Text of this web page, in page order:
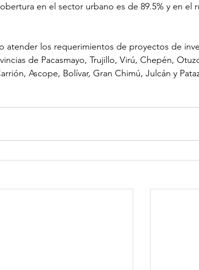
en el sector urbano es de 89.5% y en el
atender los requerimientos de proyectos de
de Pacasmayo, Trujillo, Virú, Chepén,
Ascope, Bolívar, Gran Chimú, Julcán y